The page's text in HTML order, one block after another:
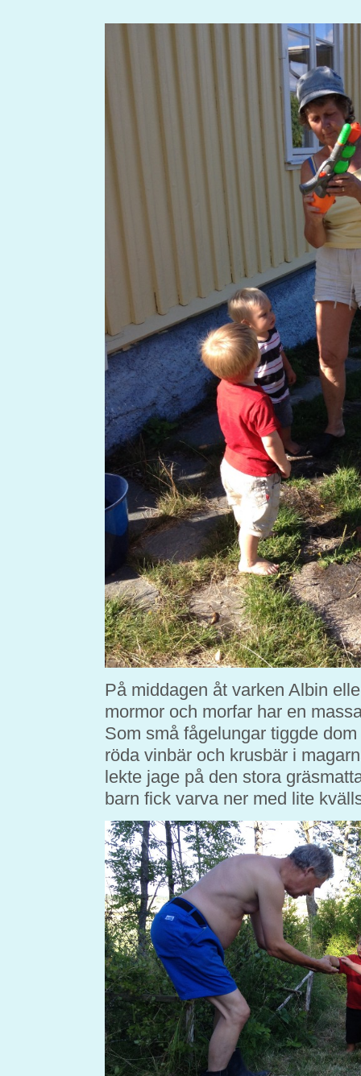
På middagen åt varken Albin
mormor och morfar har en
Som små fågelungar tiggde
röda vinbär och krusbär i
lekte jage på den stora
barn fick varva ner med lite